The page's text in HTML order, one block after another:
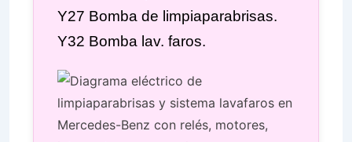
Y27 Bomba de limpiaparabrisas.
Y32 Bomba lav. faros.